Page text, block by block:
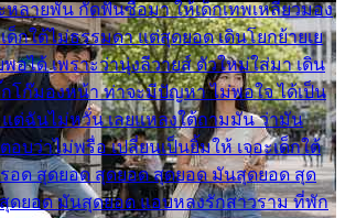
ลายพัน กัดฟันซื้อมา ให้เด็กเทพเหลียวมอง
ด็กใต้ไม่ธรรมดา แต่สุดยอด เดินโยกย้ายเย
อได้ เพราะว่านุ่งลีวายส์ ตัวใหม่ใส่มา เดิน
โก๊มองหน้า ท่าจะมีปัญหา ไม่พอใจ ได้เป็น
แต่ฉันไม่หวั่น เลยแหลงใต้ถามมัน ว่ามัน
บว่าไม่พรื่อ เปลี่ยนเป็นยิ้มให้ เจอะเด็กใต้
รอด สุดยอด สุดยอด สุดยอด มันสุดยอด สุด
ดยอด มันสุดยอด แอบหลงรักสาวราม ที่พัก